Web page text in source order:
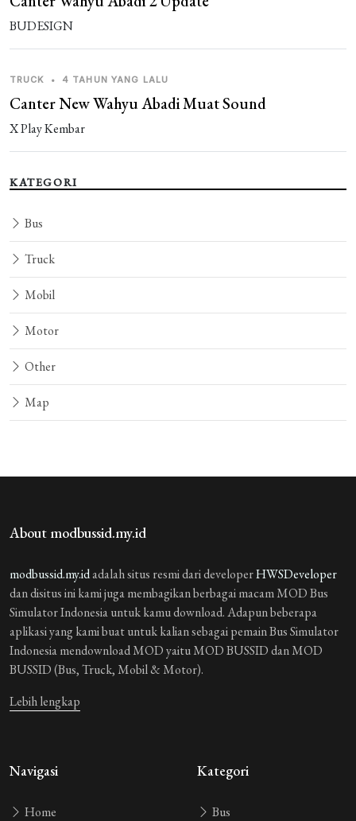
BUDESIGN
TRUCK • 4 TAHUN YANG LALU
Canter New Wahyu Abadi Muat Sound
X Play Kembar
KATEGORI
Bus
Truck
Mobil
Motor
Other
Map
About modbussid.my.id
modbussid.my.idadalah situs resmi dari developerHWSDeveloper
dan disitus ini kami juga membagikan berbagai macam MOD Bus
Simulator Indonesia untuk kamu download. Adapun beberapa
aplikasi yang kami buat untuk kalian sebagai pemain Bus Simulator
Indonesia mendownload MOD yaitu MOD BUSSID dan MOD
BUSSID (Bus, Truck, Mobil & Motor).
Lebih lengkap
Navigasi
Home
Kategori
Bus